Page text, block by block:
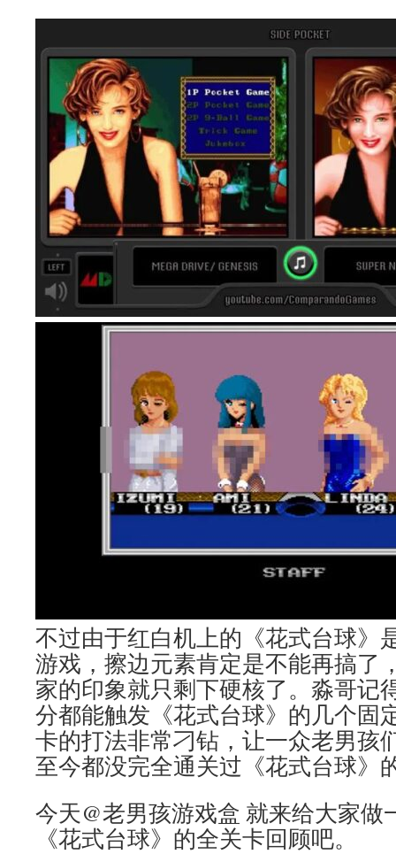
不过由于红白机上的《花式台球》
游戏，擦边元素肯定是不能再搞了
家的印象就只剩下硬核了。淼哥记
分都能触发《花式台球》的几个固
卡的打法非常刁钻，让一众老男孩
至今都没完全通关过《花式台球》
今天@老男孩游戏盒 就来给大家做
《花式台球》的全关卡回顾吧。